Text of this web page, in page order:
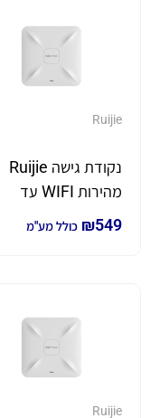
Ruijie
נקודת גישה Ruijie
מהירות WIFI עד
1.267Gbps
₪549 כולל מע"מ
Ruijie